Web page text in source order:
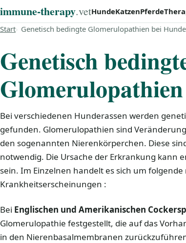
immune‑therapy.vetHundeKatzenPferde
Start Genetisch bedingte Glomerulopathien bei
Genetisch
Bei verschiedenen Hunderassen werden
gefunden. Glomerulopathien sind
den sogenannten Nierenkörperchen. Diese
notwendig. Die Ursache der Erkrankung kann
sein. Im Einzelnen handelt es sich um folgende
Krankheitserscheinungen :
Bei Englischen und Amerikanischen
Glomerulopathie festgestellt, die auf das
in den Nierenbasalmembranen